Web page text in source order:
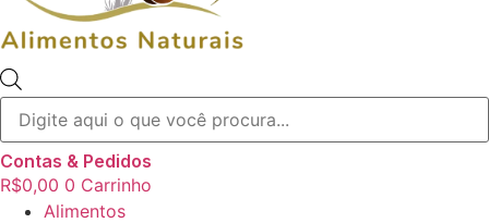
produtos
Contas & Pedidos
R$0,00 0 Carrinho
Alimentos